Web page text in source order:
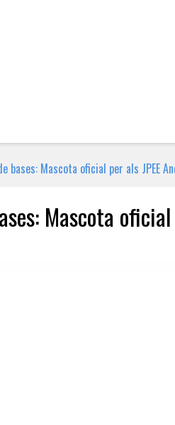
bases: Mascota oficial per als JPEE
Mascota